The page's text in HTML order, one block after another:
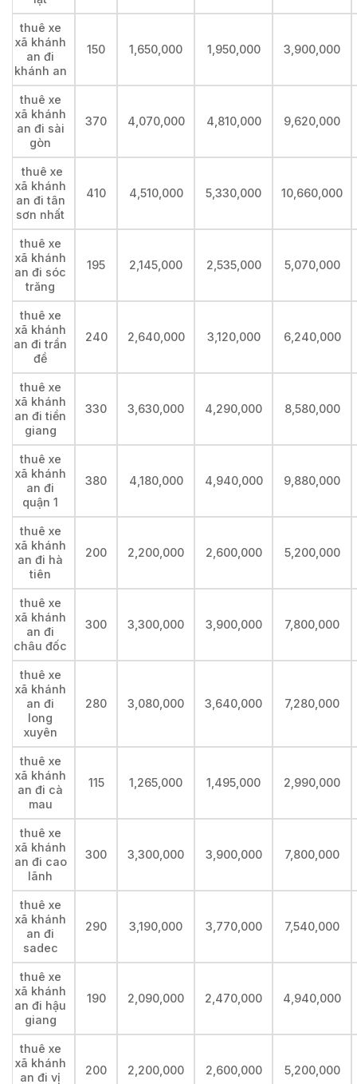
thuê xe
xã khánh
an đi
khánh an
150 1,650,000 1,950,000 3,900,000
thuê xe
xã khánh
an đi sài
gòn
370 4,070,000 4,810,000 9,620,000
thuê xe
xã khánh
an đi tân
sơn nhất
410 4,510,000 5,330,000 10,660,000
thuê xe
xã khánh
an đi sóc
trăng
195 2,145,000 2,535,000 5,070,000
thuê xe
xã khánh
an đi trần
đề
240 2,640,000 3,120,000 6,240,000
thuê xe
xã khánh
an đi tiền
giang
330 3,630,000 4,290,000 8,580,000
thuê xe
xã khánh
an đi
quận 1
380 4,180,000 4,940,000 9,880,000
thuê xe
xã khánh
an đi hà
tiên
200 2,200,000 2,600,000 5,200,000
thuê xe
xã khánh
an đi
châu đốc
300 3,300,000 3,900,000 7,800,000
thuê xe
xã khánh
an đi
long
xuyên
280 3,080,000 3,640,000 7,280,000
thuê xe
xã khánh
an đi cà
mau
115 1,265,000 1,495,000 2,990,000
thuê xe
xã khánh
an đi cao
lãnh
300 3,300,000 3,900,000 7,800,000
thuê xe
xã khánh
an đi
sadec
290 3,190,000 3,770,000 7,540,000
thuê xe
xã khánh
an đi hậu
giang
190 2,090,000 2,470,000 4,940,000
thuê xe
xã khánh
an đi vị
200 2,200,000 2,600,000 5,200,000